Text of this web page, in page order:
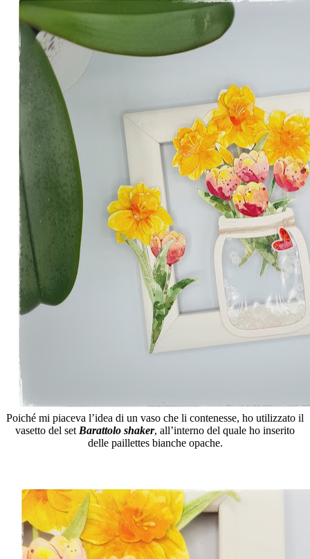
Poiché mi piaceva l’idea di un vaso che li contenesse, ho utilizzato il
vasetto del set Barattolo shaker, all’interno del quale ho inserito
delle paillettes bianche opache.